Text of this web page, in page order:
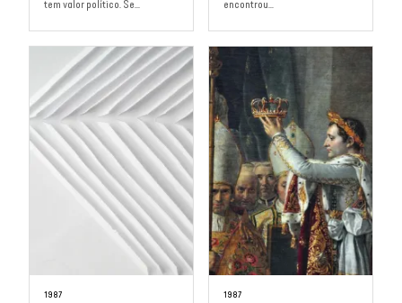
tem valor político. Se...
encontrou...
1987 1987